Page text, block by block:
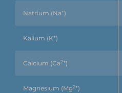
Natrium (Na+)
Kalium (K+)
Calcium (Ca2+)
Magnesium (Mg2+)